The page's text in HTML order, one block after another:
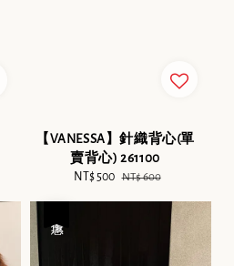
【VANESSA】針織背心(單
賣背心) 261100
Sale
NT$ 500 Regular
NT$ 600